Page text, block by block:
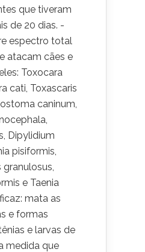
que tiveram
de 20 dias. -
espectro total
atacam cães e
Toxocara
cati, Toxascaris
caninum,
Dipylidium
pisiformis,
e Taenia
mata as
e formas
e larvas de
medida que